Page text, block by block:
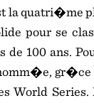
la
pour se
100 ans.
gr�ce
World